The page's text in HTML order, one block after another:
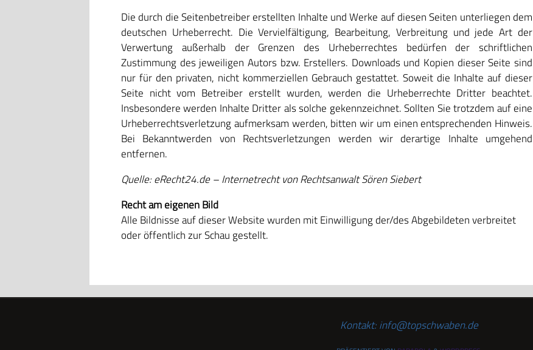
Die durch die Seitenbetreiber erstellten Inhalte und Werke auf diesen Seiten unterliegen dem
deutschen Urheberrecht. Die Vervielfältigung, Bearbeitung, Verbreitung und jede Art der
Verwertung außerhalb der Grenzen des Urheberrechtes bedürfen der schriftlichen
Zustimmung des jeweiligen Autors bzw. Erstellers. Downloads und Kopien dieser Seite sind
nur für den privaten, nicht kommerziellen Gebrauch gestattet. Soweit die Inhalte auf dieser
Seite nicht vom Betreiber erstellt wurden, werden die Urheberrechte Dritter beachtet.
Insbesondere werden Inhalte Dritter als solche gekennzeichnet. Sollten Sie trotzdem auf eine
Urheberrechtsverletzung aufmerksam werden, bitten wir um einen entsprechenden Hinweis.
Bei Bekanntwerden von Rechtsverletzungen werden wir derartige Inhalte umgehend
entfernen.
Quelle: eRecht24.de – Internetrecht von Rechtsanwalt Sören Siebert
Recht am eigenen Bild
Alle Bildnisse auf dieser Website wurden mit Einwilligung der/des Abgebildeten verbreitet
oder öffentlich zur Schau gestellt.
Kontakt: info@topschwaben.de